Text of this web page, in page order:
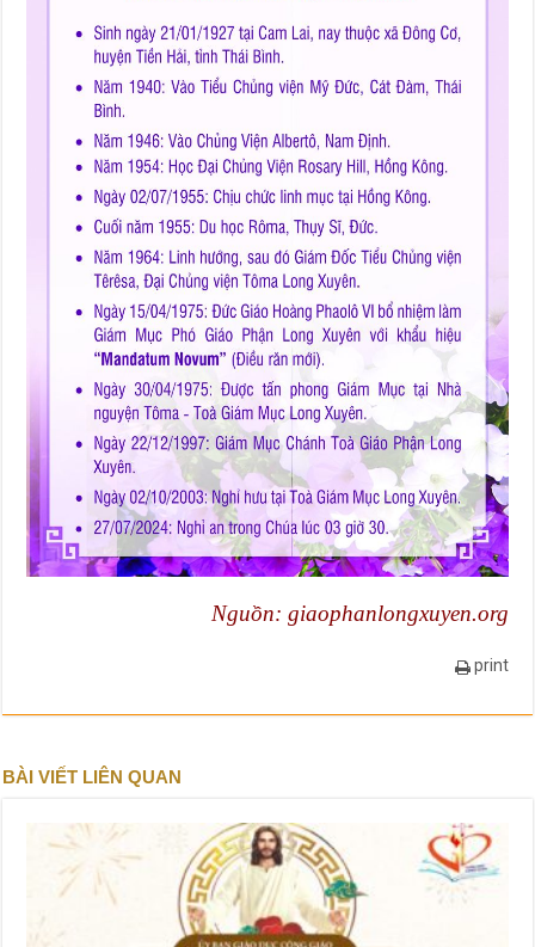
Nguồn: giaophanlongxuyen.org
print
BÀI VIẾT LIÊN QUAN